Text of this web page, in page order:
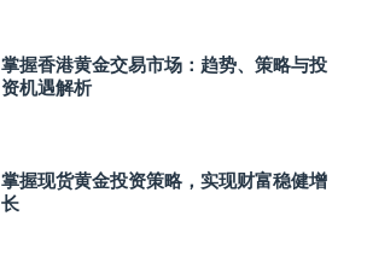
掌握香港黄金交易市场：趋势、策略与投
资机遇解析
掌握现货黄金投资策略，实现财富稳健增
长